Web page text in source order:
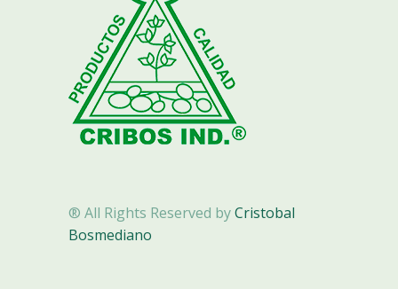
® All Rights Reserved byCristobal
Bosmediano